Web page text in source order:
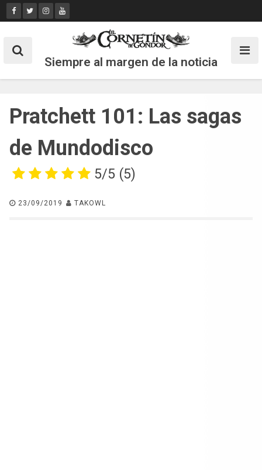
Skip
to
Siempre al margen de la noticia
Pratchett 101: Las sagas
de Mundodisco
5/5 (5)
23/09/2019 TAKOWL